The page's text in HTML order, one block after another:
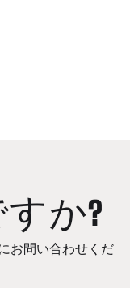
か?
お問い合わせくだ